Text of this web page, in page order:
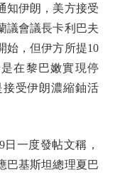
知伊朗，美方接受
議會議長卡利巴夫
始，但伊方所提10
在黎巴嫩實現停
受伊朗濃縮鈾活
一度發帖文稱，
巴基斯坦總理夏巴